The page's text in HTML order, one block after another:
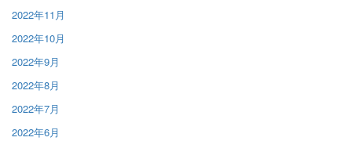
2022年11月
2022年10月
2022年9月
2022年8月
2022年7月
2022年6月